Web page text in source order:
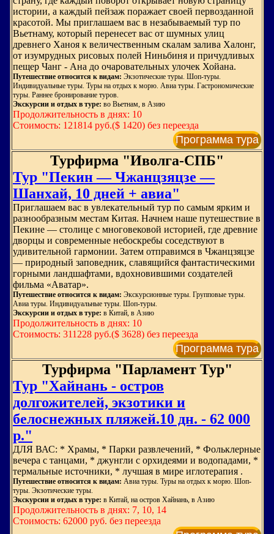
истории, а каждый пейзаж поражает своей первозданной
красотой. Мы приглашаем вас в незабываемый тур по
Вьетнаму, который перенесет вас от шумных улиц
древнего Ханоя к величественным скалам залива Халонг,
от изумрудных рисовых полей Ниньбиня и причудливых
пещер Чанг - Ана до очаровательных улочек Хойана.
Путешествие относится к видам: Экзотические туры. Шоп-туры.
Индивидуальные туры. Туры на отдых к морю. Авиа туры. Гастрономические
туры. Раннее бронирование туров.
Экскурсии и отдых в туре: во Вьетнам, в Азию
Продолжительность в днях: 10
Стоимость: 121814 руб.($ 1420) без переезда
Программа тура
Турфирма "Иволга-СПБ"
Тур "Пекин — Чжанцзяцзе —
Шанхай, 10 дней + авиа"
Приглашаем вас в увлекательный тур по самым ярким и
разнообразным местам Китая. Начнем наше путешествие в
Пекине — столице с многовековой историей, где древние
дворцы и современные небоскребы соседствуют в
удивительной гармонии. Затем отправимся в Чжанцзяцзе
— природный заповедник, славящийся фантастическими
горными ландшафтами, вдохновившими создателей
фильма «Аватар».
Путешествие относится к видам: Экскурсионные туры. Групповые туры.
Авиа туры. Индивидуальные туры. Шоп-туры.
Экскурсии и отдых в туре: в Китай, в Азию
Продолжительность в днях: 10
Стоимость: 311228 руб.($ 3628) без переезда
Программа тура
Турфирма "Парламент Тур"
Тур "Хайнань - остров
долгожителей, экзотики и
белоснежных пляжей.10 дн. - 62 000
р."
ДЛЯ ВАС: * Храмы, * Парки развлечений, * Фольклерные
вечера с танцами, * джунгли с орхидеями и водопадами, *
термальные источники, * лучшая в мире иглотерапия .
Путешествие относится к видам: Авиа туры. Туры на отдых к морю. Шоп-
туры. Экзотические туры.
Экскурсии и отдых в туре: в Китай, на остров Хайнань, в Азию
Продолжительность в днях: 7, 10, 14
Стоимость: 62000 руб. без переезда